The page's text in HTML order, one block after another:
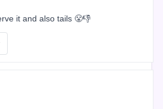
it and also tails 😤👎